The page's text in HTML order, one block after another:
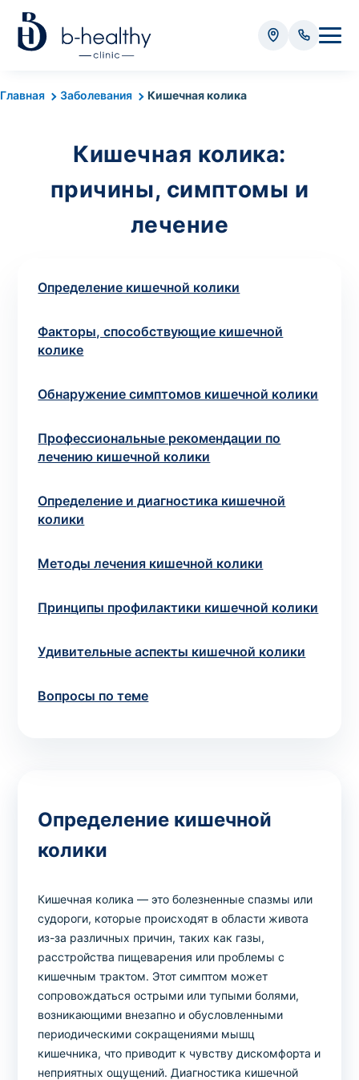
Главная Заболевания Кишечная колика
Кишечная колика:
причины, симптомы и
лечение
Определение кишечной колики
Факторы, способствующие кишечной
колике
Обнаружение симптомов кишечной колики
Профессиональные рекомендации по
лечению кишечной колики
Определение и диагностика кишечной
колики
Методы лечения кишечной колики
Принципы профилактики кишечной колики
Удивительные аспекты кишечной колики
Вопросы по теме
Определение кишечной
колики
Кишечная колика — это болезненные спазмы или
судороги, которые происходят в области живота
из-за различных причин, таких как газы,
расстройства пищеварения или проблемы с
кишечным трактом. Этот симптом может
сопровождаться острыми или тупыми болями,
возникающими внезапно и обусловленными
периодическими сокращениями мышц
кишечника, что приводит к чувству дискомфорта и
неприятных ощущений. Диагностика кишечной
Анализы
Стоимость забора биоматериала (кроме
Итого: 0 грн
Попередній запис на дослідження не
зіскрібки. Взяття біоматеріалу для них
специалисту.
Оформить заказ
необходимы, запишитесь к врачуна
консультацию .
* Администрация клиники принимает все меры для
своевременного обновления размещённого на сайте
прайс-листа. Однако, чтобы избежать возможных
сроки выполнения исследований по телефонам,
указанным на сайте.